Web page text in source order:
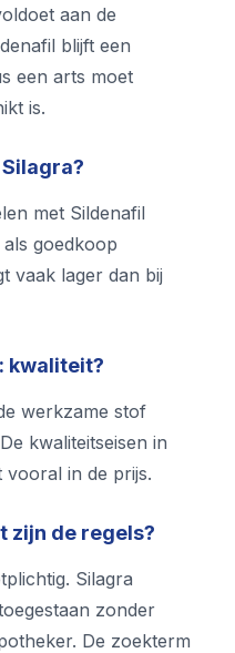
aan de
blijft een
een arts moet
is.
met Sildenafil
goedkoop
vaak lager dan bij
kwaliteit?
werkzame stof
kwaliteitseisen in
vooral in de prijs.
zijn de regels?
Silagra
zonder
De zoekterm